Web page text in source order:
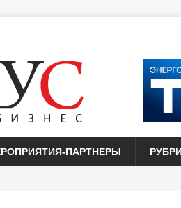
ПАРТНЕРЫ